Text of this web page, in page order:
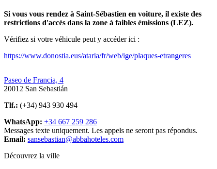
Si vous vous rendez à Saint-Sébastien en voiture, il existe des
restrictions d'accès dans la zone à faibles émissions (LEZ).
Vérifiez si votre véhicule peut y accéder ici :
https://www.donostia.eus/ataria/fr/web/ige/plaques-etrangeres
Paseo de Francia, 4
20012 San Sebastián
Tlf.: (+34) 943 930 494
WhatsApp: +34 667 259 286
Messages texte uniquement. Les appels ne seront pas répondus.
Email: sansebastian@abbahoteles.com
Découvrez la ville